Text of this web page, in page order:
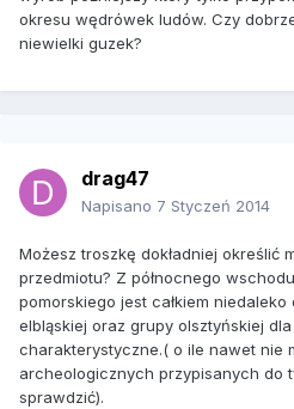
okresu wędrówek ludów. Czy
niewielki guzek?
drag47
Napisano 7 Styczeń 2014
Możesz troszkę dokładniej określić
przedmiotu? Z północnego
pomorskiego jest całkiem
elbląskiej oraz grupy olsztyńskiej
charakterystyczne.( o ile nawet nie
archeologicznych przypisanych do
sprawdzić).